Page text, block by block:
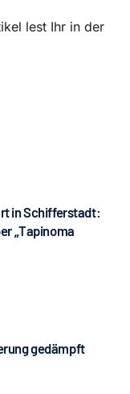
lest Ihr in der
in Schifferstadt:
„Tapinoma
gedämpft